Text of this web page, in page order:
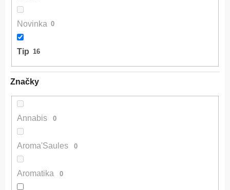
Novinka 0
Tip 16
Značky
Annabis 0
Aroma'Saules 0
Aromatika 0